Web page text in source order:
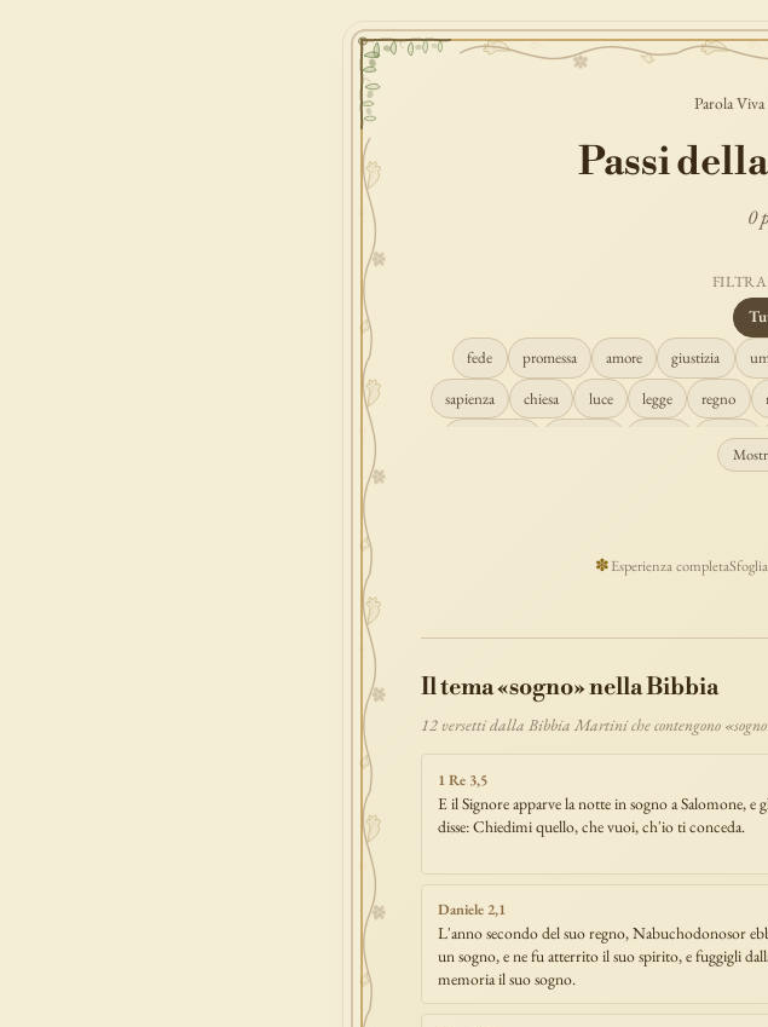
Parola Viva
Passi
0
fede
promessa amore giustizia
sapienza
chiesa luce legge regno
fedeltà
lavoro discepolato
signoria
testimonianza paradiso sete
prova
dolore morte vita battesimo
comunità
✽Esperienza completa
Il tema «sogno» nella Bibbia
12 versetti dalla Bibbia Martini che contengono
1 Re 3,5
E il Signore apparve la notte in sogno a Salomone, e
disse: Chiedimi quello, che vuoi, ch'io ti conceda.
Daniele 2,1
L'anno secondo del suo regno, Nabuchodonosor
un sogno, e ne fu atterrito il suo spirito, e fuggigli
memoria il suo sogno.